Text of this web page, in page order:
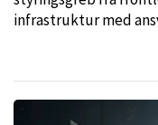
infrastruktur med